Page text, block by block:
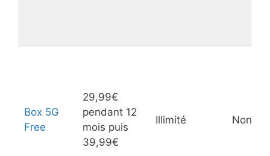
Box 5G
Free
29,99€
pendant 12
mois puis
39,99€
Illimité Non